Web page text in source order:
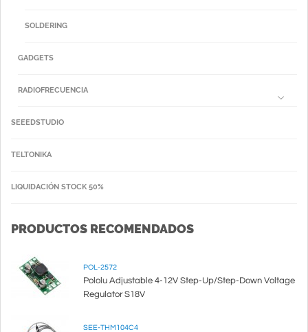
SOLDERING
GADGETS
RADIOFRECUENCIA
SEEEDSTUDIO
TELTONIKA
LIQUIDACIÓN STOCK 50%
PRODUCTOS RECOMENDADOS
POL-2572
Pololu Adjustable 4-12V Step-Up/Step-Down Voltage
Regulator S18V
SEE-THM104C4